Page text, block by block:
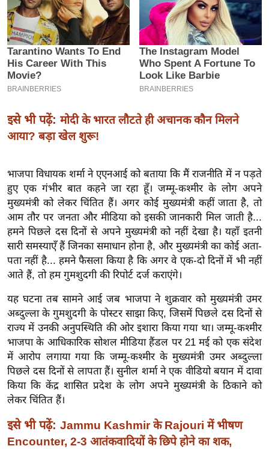
इ
म
ई
-
पे
र
मि
बे
मि
सा
ल
श
ख्सि
त
यं
ग
इं
डि
या
सा
हि
त्य
इसे भी पढ़ें: मोदी के भारत लौटते ही अचानक कौन मिलने
आया? बड़ा खेल शुरू!
भाजपा विधायक शर्मा ने एएनआई को बताया कि मैं राजनीति में न पड़ते
हुए एक गंभीर बात कहने जा रहा हूँ। जम्मू-कश्मीर के लोग अपने
मुख्यमंत्री को लेकर चिंतित हैं। अगर कोई मुख्यमंत्री कहीं जाता है, तो
आम तौर पर जनता और मीडिया को इसकी जानकारी मिल जाती है...
हमने पिछले दस दिनों से अपने मुख्यमंत्री को नहीं देखा है। यहाँ इतनी
सारी समस्याएँ हैं जिनका समाधान होना है, और मुख्यमंत्री का कोई अता-
पता नहीं है... हमने फैसला किया है कि अगर वे एक-दो दिनों में भी नहीं
आते हैं, तो हम गुमशुदगी की रिपोर्ट दर्ज कराएंगे।
यह घटना तब सामने आई जब भाजपा ने शुक्रवार को मुख्यमंत्री उमर
अब्दुल्ला के गुमशुदगी के पोस्टर साझा किए, जिसमें पिछले दस दिनों से
राज्य में उनकी अनुपस्थिति की ओर इशारा किया गया था। जम्मू-कश्मीर
भाजपा के आधिकारिक सोशल मीडिया हैंडल पर 21 मई को एक संदेश
में आरोप लगाया गया कि जम्मू-कश्मीर के मुख्यमंत्री उमर अब्दुल्ला
पिछले दस दिनों से लापता हैं। सुनील शर्मा ने एक वीडियो बयान में दावा
किया कि केंद्र शासित प्रदेश के लोग अपने मुख्यमंत्री के ठिकाने को
लेकर चिंतित हैं।
इसे भी पढ़ें: Jammu Kashmir के Rajouri में भीषण
Encounter, 2-3 आतंकवादियों के छिपे होने का शक,